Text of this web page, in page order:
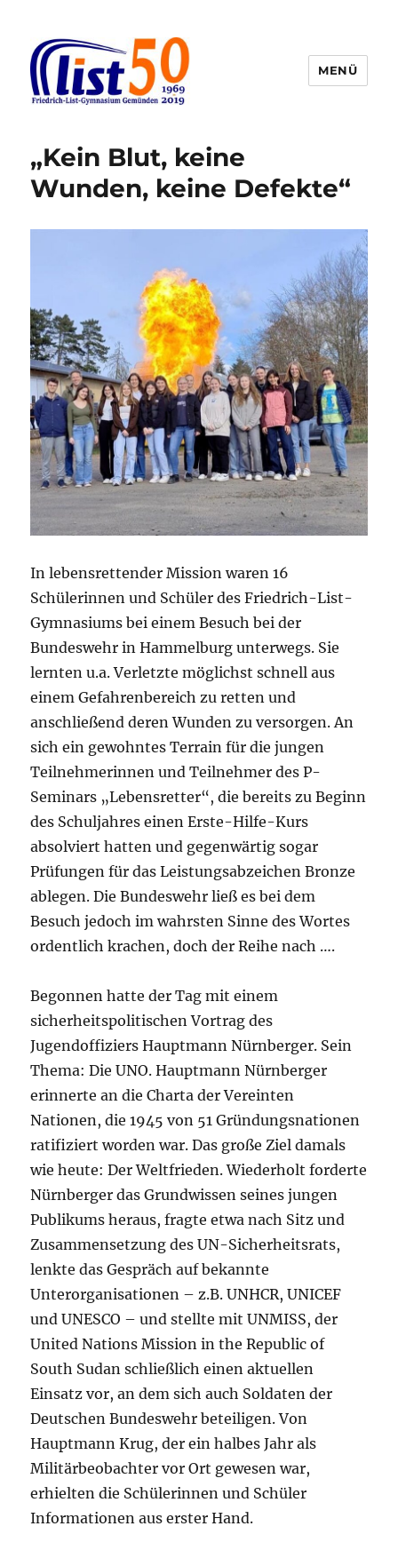
MENÜ
„Kein Blut, keine
Wunden, keine Defekte“
In lebensrettender Mission waren 16
Schülerinnen und Schüler des Friedrich-List-
Gymnasiums bei einem Besuch bei der
Bundeswehr in Hammelburg unterwegs. Sie
lernten u.a. Verletzte möglichst schnell aus
einem Gefahrenbereich zu retten und
anschließend deren Wunden zu versorgen. An
sich ein gewohntes Terrain für die jungen
Teilnehmerinnen und Teilnehmer des P-
Seminars „Lebensretter“, die bereits zu Beginn
des Schuljahres einen Erste-Hilfe-Kurs
absolviert hatten und gegenwärtig sogar
Prüfungen für das Leistungsabzeichen Bronze
ablegen. Die Bundeswehr ließ es bei dem
Besuch jedoch im wahrsten Sinne des Wortes
ordentlich krachen, doch der Reihe nach ….
Begonnen hatte der Tag mit einem
sicherheitspolitischen Vortrag des
Jugendoffiziers Hauptmann Nürnberger. Sein
Thema: Die UNO. Hauptmann Nürnberger
erinnerte an die Charta der Vereinten
Nationen, die 1945 von 51 Gründungsnationen
ratifiziert worden war. Das große Ziel damals
wie heute: Der Weltfrieden. Wiederholt forderte
Nürnberger das Grundwissen seines jungen
Publikums heraus, fragte etwa nach Sitz und
Zusammensetzung des UN-Sicherheitsrats,
lenkte das Gespräch auf bekannte
Unterorganisationen – z.B. UNHCR, UNICEF
und UNESCO – und stellte mit UNMISS, der
United Nations Mission in the Republic of
South Sudan schließlich einen aktuellen
Einsatz vor, an dem sich auch Soldaten der
Deutschen Bundeswehr beteiligen. Von
Hauptmann Krug, der ein halbes Jahr als
Militärbeobachter vor Ort gewesen war,
erhielten die Schülerinnen und Schüler
Informationen aus erster Hand.